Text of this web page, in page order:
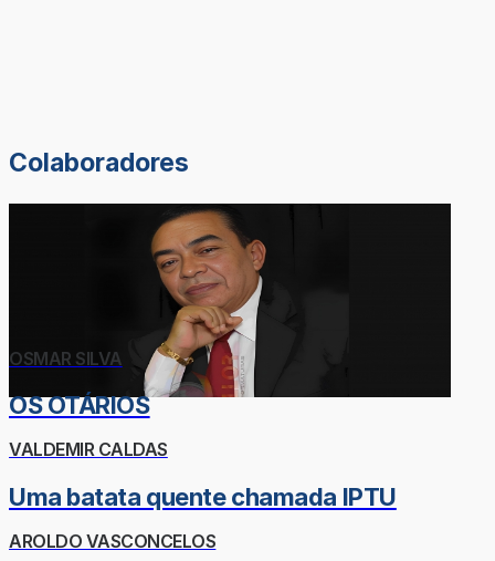
Colaboradores
OSMAR SILVA
OS OTÁRIOS
VALDEMIR CALDAS
Uma batata quente chamada IPTU
AROLDO VASCONCELOS